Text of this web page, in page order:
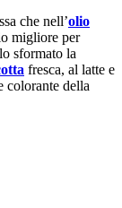
che nell’olio
migliore per
sformato la
fresca, al latte e
colorante della